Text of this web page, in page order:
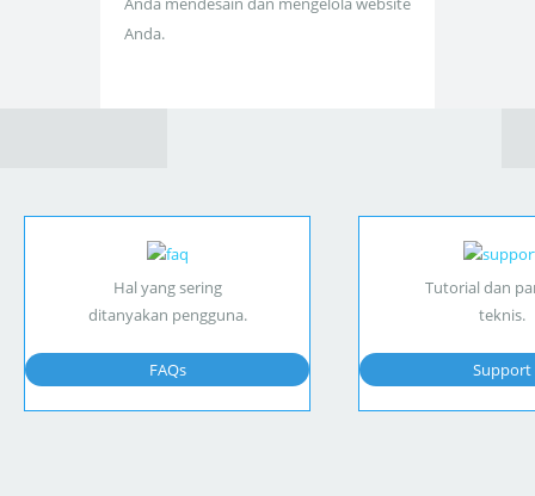
Anda.
Hal yang sering
ditanyakan pengguna.
FAQs
Tutorial dan
teknis.
Support